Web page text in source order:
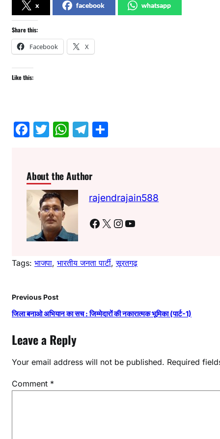
x facebook whatsapp
Share this:
Facebook X
Like this:
F
e
b
o
o
k
T
er
W
s
A
p
T
gr
a
m
About the Author
rajendrajain588
Facebook X Instagram YouTube
Tags: भाजपा, भारतीय जनता पार्टी, सूरतगढ़
Previous Post
जिला बनाओ अभियान का सच : जिम्मेदारों की नकारात्मक भूमिका (पार्ट-1)
Leave a Reply
Your email address will not be published. Required
Comment *